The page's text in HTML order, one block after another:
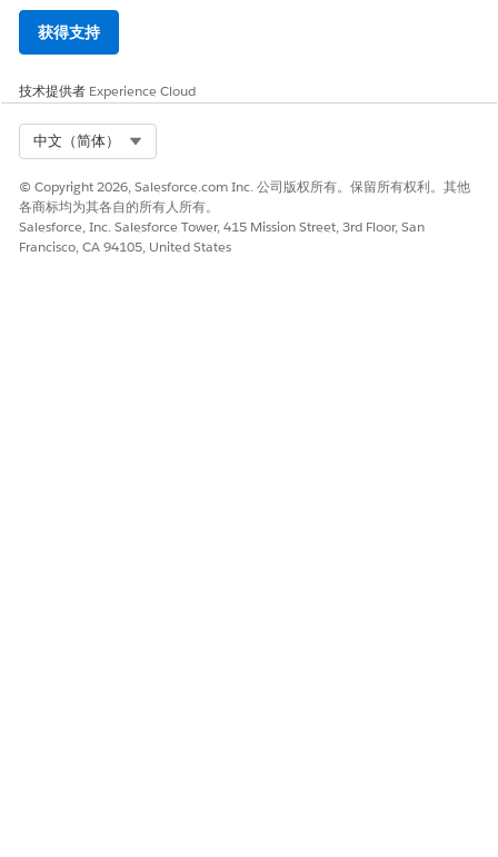
定义临床评测
创建临床评测记录来定义临床评测，以便护理经理可以使用
Omniscript 根据评估自动创建护理差距。
创建临床评测条件
临床评测有特定的标准，为评估护理差距提供了一个标准化的框
架。为每个标准创建临床评测标准记录。临床评测标准记录表示
评估患者数据的评测的可计算标准。您可以将临床评测标准记录
与临床评测或临床评测标准组相关联。
获得支持
技术提供者 Experience Cloud
中文（简体）
© Copyright 2026, Salesforce.com Inc. 公司版权所有。保留所有权利。其他
各商标均为其各自的所有人所有。
Salesforce, Inc. Salesforce Tower, 415 Mission Street, 3rd Floor, San
Francisco, CA 94105, United States